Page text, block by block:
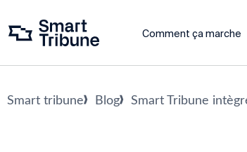
Comment ça marche
Smart tribune Blog Smart Tribune